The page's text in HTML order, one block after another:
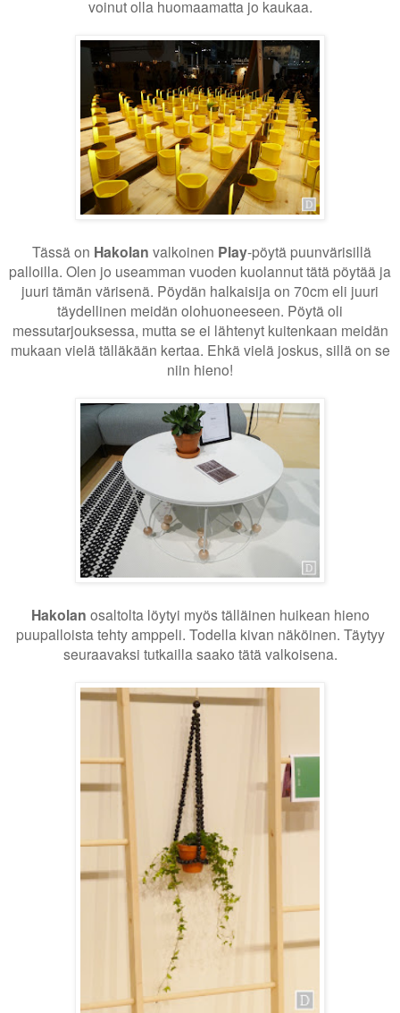
voinut olla huomaamatta jo kaukaa.
Tässä on Hakolan valkoinen Play-pöytä puunvärisillä
palloilla. Olen jo useamman vuoden kuolannut tätä pöytää ja
juuri tämän värisenä. Pöydän halkaisija on 70cm eli juuri
täydellinen meidän olohuoneeseen. Pöytä oli
messutarjouksessa, mutta se ei lähtenyt kuitenkaan meidän
mukaan vielä tälläkään kertaa. Ehkä vielä joskus, sillä on se
niin hieno!
Hakolan osaltolta löytyi myös tälläinen huikean hieno
puupalloista tehty amppeli. Todella kivan näköinen. Täytyy
seuraavaksi tutkailla saako tätä valkoisena.